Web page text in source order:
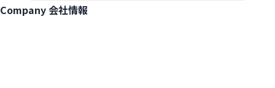
Company 会社情報